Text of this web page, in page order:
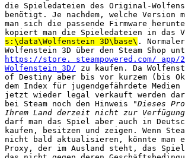
die Spieledateien des Original-
benötigt. Je nachdem, welche Version
man sich die passende Firmware
kopiert man die Spieledateien in das
s:\data\Wolfenstein 3D\base\ .
Wolfenstein 3D über den Steam Shop
https://store. steampowered.com/ app/
Wolfenstein_3D/ zu kaufen. Da
of Destiny aber bis vor kurzem (bis
dem Index für jugendgefährdete
jetzt wieder legal verkauft werden
bei Steam noch den Hinweis "Dieses
Ihrem Land derzeit nicht zur
darf man das Spiel aber auch in
kaufen, besitzen und zeigen. Wenn
nicht bald aktualisieren, könnte man
Proxy, der im Ausland steht, das